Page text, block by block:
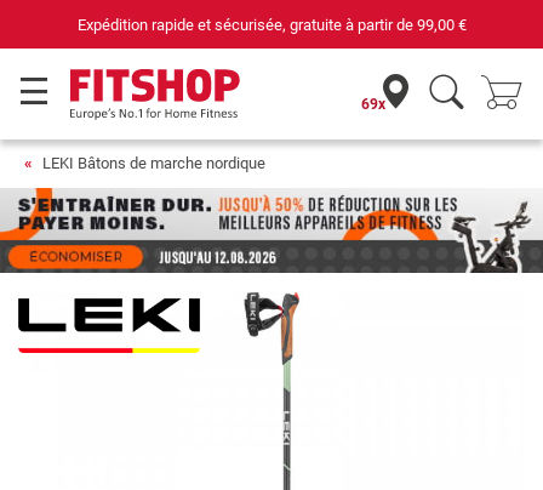
rapide et sécurisée, gratuite à partir de99,00 €
69x
LEKI Bâtons de marche nordique